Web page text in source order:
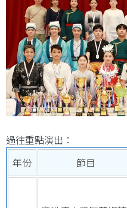
過往重點演出：
年份
節目